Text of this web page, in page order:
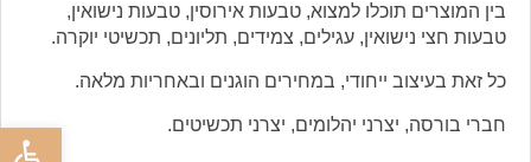
פתח
בין המוצרים תוכלו למצוא, טבעות אירוסין, טבעות נישואין,
טבעות חצי נישואין, עגילים, צמידים, תליונים, תכשיטי יוקרה.
כל זאת בעיצוב ייחודי, במחירים הוגנים ובאחריות מלאה.
חברי בורסה, יצרני יהלומים, יצרני תכשיטים.